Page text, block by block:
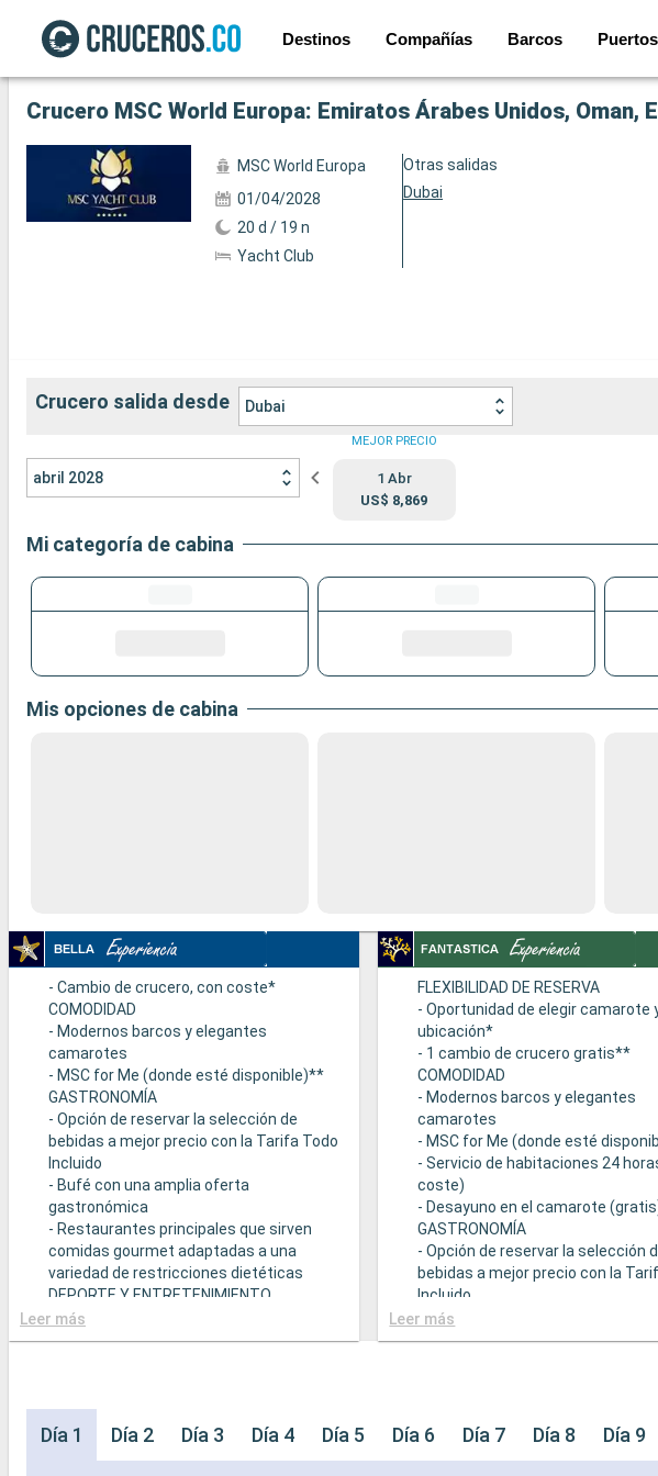
Destinos Compañías Barcos Puertos
Ver las 10 fotos siguientes
Crucero MSC World Europa: Emiratos Árabes Unidos, Oman,
MSC World Europa
01/04/2028
20 d / 19 n
Yacht Club
Otras salidas
Dubai
Crucero salida desde Dubai
abril 2028
MEJOR PRECIO
1 Abr
US$ 8,869
Mi categoría de cabina
Mis opciones de cabina
- Cambio de crucero, con coste*
COMODIDAD
- Modernos barcos y elegantes
camarotes
- MSC for Me (donde esté disponible)**
GASTRONOMÍA
- Opción de reservar la selección de
bebidas a mejor precio con la Tarifa Todo
Incluido
- Bufé con una amplia oferta
gastronómica
- Restaurantes principales que sirven
comidas gourmet adaptadas a una
variedad de restricciones dietéticas
DEPORTE Y ENTRETENIMIENTO
- Programa variado de espectáculos en el
teatro al estilo de Broadway
panorámicas
Leer más
FLEXIBILIDAD DE RESERVA
- Oportunidad de elegir camarote
ubicación*
- 1 cambio de crucero gratis**
COMODIDAD
- Modernos barcos y elegantes
camarotes
- MSC for Me (donde esté
- Servicio de habitaciones 24
coste)
- Desayuno en el camarote
GASTRONOMÍA
- Opción de reservar la selección
bebidas a mejor precio con la
Incluido
- Bufé con una amplia oferta
gastronómica
- Posibilidad de elegir el turno de
Leer más
Día 1 Día 2 Día 3 Día 4 Día 5 Día 6 Día 7 Día 8 Día 9